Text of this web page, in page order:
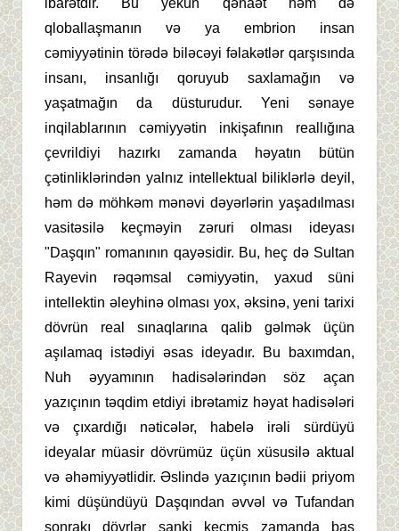
qloballaşmanın və ya embrion insan
cəmiyyətinin törədə biləcəyi fəlakətlər qarşısında
insanı, insanlığı qoruyub saxlamağın və
yaşatmağın da düsturudur. Yeni sənaye
inqilablarının cəmiyyətin inkişafının reallığına
çevrildiyi hazırkı zamanda həyatın bütün
çətinliklərindən yalnız intellektual biliklərlə deyil,
həm də möhkəm mənəvi dəyərlərin yaşadılması
vasitəsilə keçməyin zəruri olması ideyası
"Daşqın" romanının qayəsidir. Bu, heç də Sultan
Rayevin rəqəmsal cəmiyyətin, yaxud süni
intellektin əleyhinə olması yox, əksinə, yeni tarixi
dövrün real sınaqlarına qalib gəlmək üçün
aşılamaq istədiyi əsas ideyadır. Bu baxımdan,
Nuh əyyamının hadisələrindən söz açan
yazıçının təqdim etdiyi ibrətamiz həyat hadisələri
və çıxardığı nəticələr, habelə irəli sürdüyü
ideyalar müasir dövrümüz üçün xüsusilə aktual
və əhəmiyyətlidir. Əslində yazıçının bədii priyom
kimi düşündüyü Daşqından əvvəl və Tufandan
sonrakı dövrlər sanki keçmiş zamanda baş